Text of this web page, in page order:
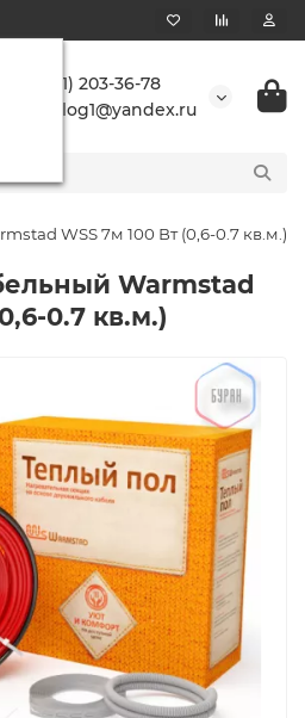
+7 (861) 203-36-78
buranlog1@yandex.ru
WSS 7м 100 Вт (0,6-0.7 кв.м.)
Warmstad
0.7 кв.м.)